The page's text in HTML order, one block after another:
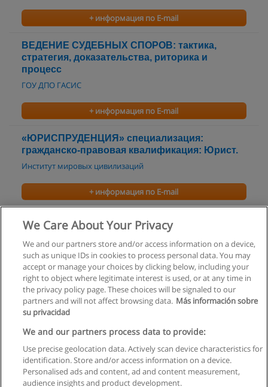
+ информация по E-mail
ВЕДЕНИЕ СУДЕБНЫХ СПОРОВ: тактика,
стратегия, доказательства, риторика и
процесс
ГОУ ДПО ГАСИС
+ информация по E-mail
«ЮРИСПРУДЕНЦИЯ» специализация:
гражданско-правовая квалификация: Юрист.
Институт мировых цивилизаций
+ информация по E-mail
УПРАВЛЕНИЕ КОМПАНИЕЙ
Урало-Сибирский Институт Бизнеса (USIB)
+ информация по E-mail
Правила пользования
Конфиденциальность информации
Напишите Educaedu
We Care About Your Privacy
We and our partners store and/or access information on a device,
such as unique IDs in cookies to process personal data. You may
accept or manage your choices by clicking below, including your
right to object where legitimate interest is used, or at any time in
the privacy policy page. These choices will be signaled to our
partners and will not affect browsing data. Más información sobre
su privacidad
We and our partners process data to provide:
Use precise geolocation data. Actively scan device characteristics for
identification. Store and/or access information on a device.
Personalised ads and content, ad and content measurement,
audience insights and product development.